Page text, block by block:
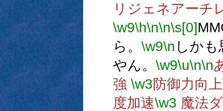
リジェネアーチ
\w9\h\n\n\s[0]
ら。 \w9\n しか
やん。 \w9\u\n\n
強 \w3防御力向上
度加速\w3 魔法